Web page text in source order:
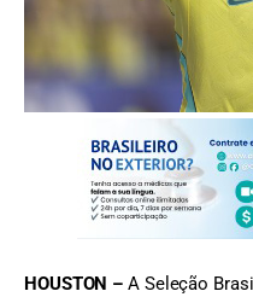
FOTO:
HOUSTON – A Seleção